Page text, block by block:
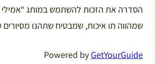
הסדרה את הזכות להשתמש במותג “אמילי
שמהווה תו איכות, שמבטיח שתהנו מסיורים
Powered by GetYourGuide